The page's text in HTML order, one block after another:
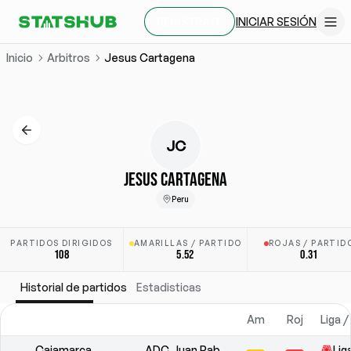
INICIAR SESIÓN
Inicio Arbitros Jesus Cartagena
JC
JESUS CARTAGENA
Peru
PARTIDOS DIRIGIDOS
108
AMARILLAS / PARTIDO
5.52
ROJAS /
0.31
Historial de partidos Estadisticas
Am Roj Liga /